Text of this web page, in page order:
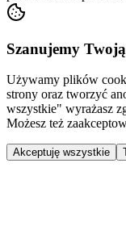
Szanujemy
Używamy plików
strony oraz tworzyć
wszystkie" wyrażasz
Możesz też
Akceptuję wszystkie